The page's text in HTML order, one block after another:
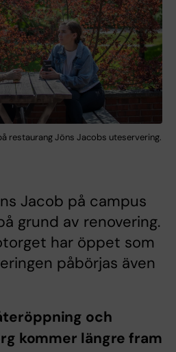
restaurang Jöns Jacobs uteservering.
Jacob på campus
grund av renovering.
har öppet som
påbörjas även
och
kommer längre fram